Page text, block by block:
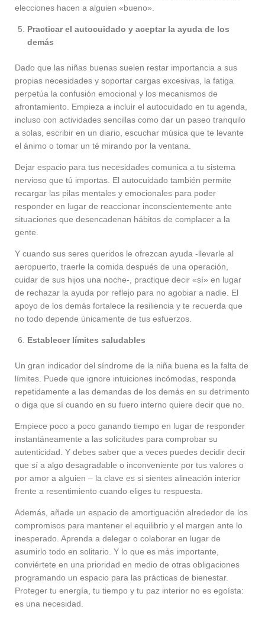
elecciones hacen a alguien «bueno».
Practicar el autocuidado y aceptar la ayuda de los
demás
Dado que las niñas buenas suelen restar importancia a sus
propias necesidades y soportar cargas excesivas, la fatiga
perpetúa la confusión emocional y los mecanismos de
afrontamiento. Empieza a incluir el autocuidado en tu agenda,
incluso con actividades sencillas como dar un paseo tranquilo
a solas, escribir en un diario, escuchar música que te levante
el ánimo o tomar un té mirando por la ventana.
Dejar espacio para tus necesidades comunica a tu sistema
nervioso que tú importas. El autocuidado también permite
recargar las pilas mentales y emocionales para poder
responder en lugar de reaccionar inconscientemente ante
situaciones que desencadenan hábitos de complacer a la
gente.
Y cuando sus seres queridos le ofrezcan ayuda -llevarle al
aeropuerto, traerle la comida después de una operación,
cuidar de sus hijos una noche-, practique decir «sí» en lugar
de rechazar la ayuda por reflejo para no agobiar a nadie. El
apoyo de los demás fortalece la resiliencia y te recuerda que
no todo depende únicamente de tus esfuerzos.
Establecer límites saludables
Un gran indicador del síndrome de la niña buena es la falta de
límites. Puede que ignore intuiciones incómodas, responda
repetidamente a las demandas de los demás en su detrimento
o diga que sí cuando en su fuero interno quiere decir que no.
Empiece poco a poco ganando tiempo en lugar de responder
instantáneamente a las solicitudes para comprobar su
autenticidad. Y debes saber que a veces puedes decidir decir
que sí a algo desagradable o inconveniente por tus valores o
por amor a alguien – la clave es si sientes alineación interior
frente a resentimiento cuando eliges tu respuesta.
Además, añade un espacio de amortiguación alrededor de los
compromisos para mantener el equilibrio y el margen ante lo
inesperado. Aprenda a delegar o colaborar en lugar de
asumirlo todo en solitario. Y lo que es más importante,
conviértete en una prioridad en medio de otras obligaciones
programando un espacio para las prácticas de bienestar.
Proteger tu energía, tu tiempo y tu paz interior no es egoísta:
es una necesidad.